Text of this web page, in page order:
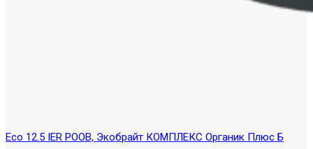
Eco 12.5 IER POOB, Экобрайт КОМПЛЕКС Органик Плюс Б